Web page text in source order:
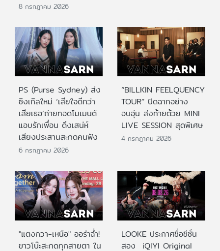
8 กรกฎาคม 2026
PS (Purse Sydney) ส่ง
ซิงเกิลใหม่ ‘เสียใจดีกว่า
เสียเธอ’ถ่ายทอดโมเมนต์
แอบรักเพื่อน ดึงเสน่ห์
เสียงประสานสะกดคนฟัง
6 กรกฎาคม 2026
“BILLKIN FEELQUENCY
TOUR” ปิดฉากอย่าง
อบอุ่น ส่งท้ายด้วย MINI
LIVE SESSION สุดพิเศษ
4 กรกฎาคม 2026
"แตงกวา-เหนือ" ออร่าฉ่ำ!
ขาวโบ๊ะสะกดทุกสายตา ใน
LOOKE ประกาศชื่อซีซั่น
สอง iQIYI Original